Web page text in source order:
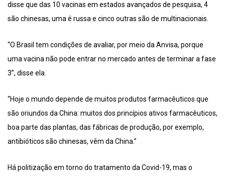
disse que das 10 vacinas em estados avançados de pesquisa, 4
são chinesas, uma é russa e cinco outras são de multinacionais.
“O Brasil tem condições de avaliar, por meio da Anvisa, porque
uma vacina não pode entrar no mercado antes de terminar a fase
3”, disse ela.
“Hoje o mundo depende de muitos produtos farmacêuticos que
são oriundos da China: muitos dos princípios ativos farmacêuticos,
boa parte das plantas, das fábricas de produção, por exemplo,
antibióticos são chinesas, vêm da China.”
Há politização em torno do tratamento da Covid-19, mas o